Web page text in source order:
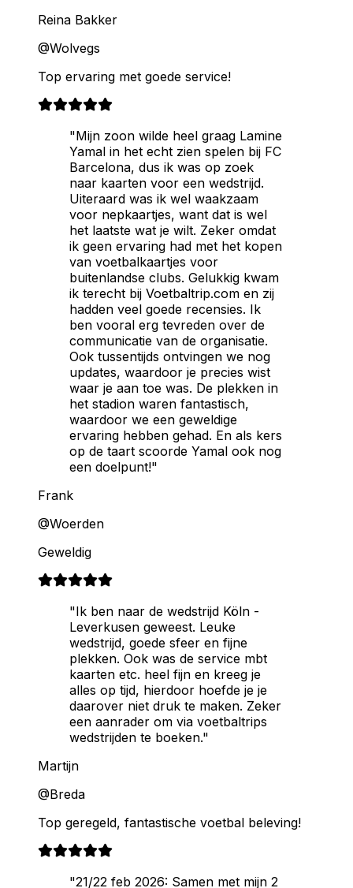
Reina Bakker
@Wolvegs
Top ervaring met goede service!
"Mijn zoon wilde heel graag Lamine
Yamal in het echt zien spelen bij FC
Barcelona, dus ik was op zoek
naar kaarten voor een wedstrijd.
Uiteraard was ik wel waakzaam
voor nepkaartjes, want dat is wel
het laatste wat je wilt. Zeker omdat
ik geen ervaring had met het kopen
van voetbalkaartjes voor
buitenlandse clubs. Gelukkig kwam
ik terecht bij Voetbaltrip.com en zij
hadden veel goede recensies. Ik
ben vooral erg tevreden over de
communicatie van de organisatie.
Ook tussentijds ontvingen we nog
updates, waardoor je precies wist
waar je aan toe was. De plekken in
het stadion waren fantastisch,
waardoor we een geweldige
ervaring hebben gehad. En als kers
op de taart scoorde Yamal ook nog
een doelpunt!"
Frank
@Woerden
Geweldig
"Ik ben naar de wedstrijd Köln -
Leverkusen geweest. Leuke
wedstrijd, goede sfeer en fijne
plekken. Ook was de service mbt
kaarten etc. heel fijn en kreeg je
alles op tijd, hierdoor hoefde je je
daarover niet druk te maken. Zeker
een aanrader om via voetbaltrips
wedstrijden te boeken."
Martijn
@Breda
Top geregeld, fantastische voetbal beleving!
"21/22 feb 2026: Samen met mijn 2